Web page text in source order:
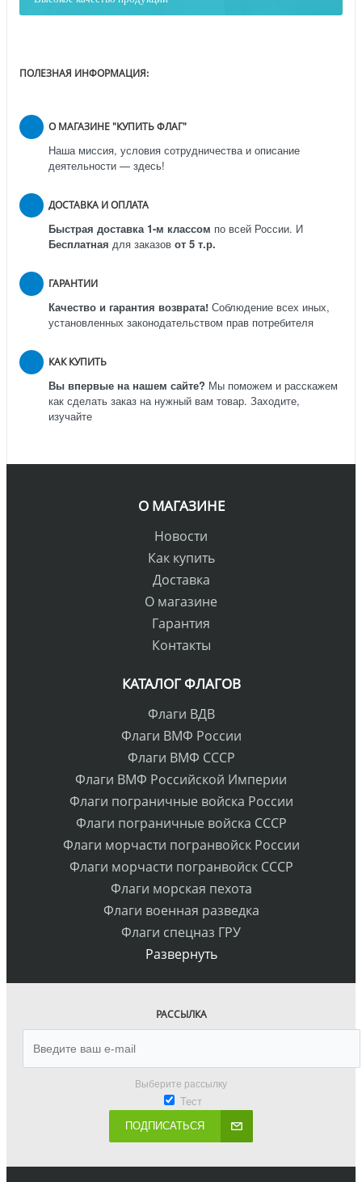
ПОЛЕЗНАЯ ИНФОРМАЦИЯ:
О МАГАЗИНЕ "КУПИТЬ ФЛАГ"
Наша миссия, условия сотрудничества и описание
деятельности — здесь!
ДОСТАВКА И ОПЛАТА
Быстрая доставка 1-м классом по всей России. И
Бесплатная для заказов от 5 т.р.
ГАРАНТИИ
Качество и гарантия возврата! Соблюдение всех иных,
установленных законодательством прав потребителя
КАК КУПИТЬ
Вы впервые на нашем сайте? Мы поможем и расскажем
как сделать заказ на нужный вам товар. Заходите,
изучайте
О МАГАЗИНЕ
Новости
Как купить
Доставка
О магазине
Гарантия
Контакты
КАТАЛОГ ФЛАГОВ
Флаги ВДВ
Флаги ВМФ России
Флаги ВМФ СССР
Флаги ВМФ Российской Империи
Флаги пограничные войска России
Флаги пограничные войска СССР
Флаги морчасти погранвойск России
Флаги морчасти погранвойск СССР
Флаги морская пехота
Флаги военная разведка
Флаги спецназ ГРУ
Развернуть
РАССЫЛКА
Выберите рассылку
Тест
ПОДПИСАТЬСЯ